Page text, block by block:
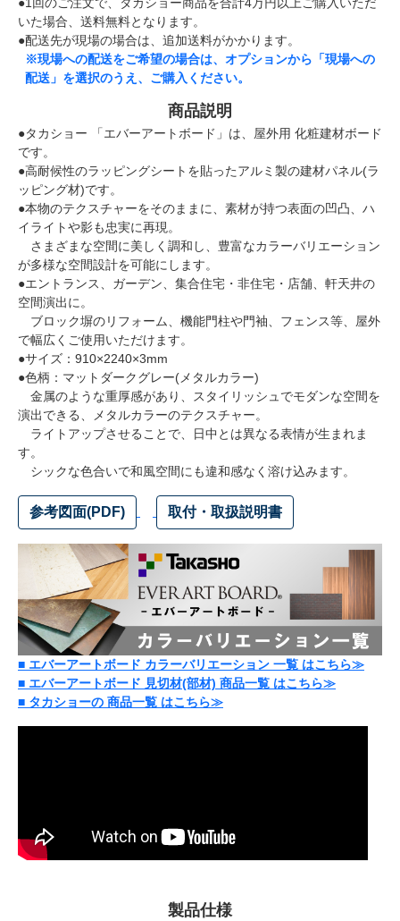
いた場合、送料無料となります。
●配送先が現場の場合は、追加送料がかかります。
※現場への配送をご希望の場合は、オプションから「現場への
配送」を選択のうえ、ご購入ください。
商品説明
●タカショー 「エバーアートボード」は、屋外用 化粧建材ボード
です。
●高耐候性のラッピングシートを貼ったアルミ製の建材パネル(ラ
ッピング材)です。
●本物のテクスチャーをそのままに、素材が持つ表面の凹凸、ハ
イライトや影も忠実に再現。
さまざまな空間に美しく調和し、豊富なカラーバリエーション
が多様な空間設計を可能にします。
●エントランス、ガーデン、集合住宅・非住宅・店舗、軒天井の
空間演出に。
ブロック塀のリフォーム、機能門柱や門袖、フェンス等、屋外
で幅広くご使用いただけます。
●サイズ：910×2240×3mm
●色柄：マットダークグレー(メタルカラー)
金属のような重厚感があり、スタイリッシュでモダンな空間を
演出できる、メタルカラーのテクスチャー。
ライトアップさせることで、日中とは異なる表情が生まれま
す。
シックな色合いで和風空間にも違和感なく溶け込みます。
参考図面(PDF) 取付・取扱説明書
■ エバーアートボード カラーバリエーション 一覧 はこちら≫
■ エバーアートボード 見切材(部材) 商品一覧 はこちら≫
■ タカショーの 商品一覧 はこちら≫
製品仕様